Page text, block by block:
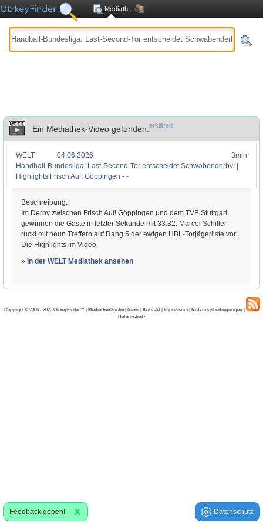
Mediath.
Ein Mediathek-Video gefunden. erklären
3min
WELT
04.06.2026
Handball-Bundesliga: Last-Second-Tor entscheidet Schwabenderby! |
Highlights Frisch Auf! Göppingen - -
Beschreibung:
Im Derby zwischen Frisch Auf! Göppingen und dem TVB Stuttgart
gewinnen die Gäste in letzter Sekunde mit 33:32. Marcel Schiller
rückt mit neun Treffern auf Rang 5 der ewigen HBL-Torjägerliste vor.
Die Highlights im Video.
» In der WELT Mediathek ansehen
Copyright © 2006 - 2026 OtrkeyFinder™ | MediathekSuche | News | Kontakt | Impressum | Nutzungsbedingungen |
Datenschutz
Feedback geben! X Datenschutz